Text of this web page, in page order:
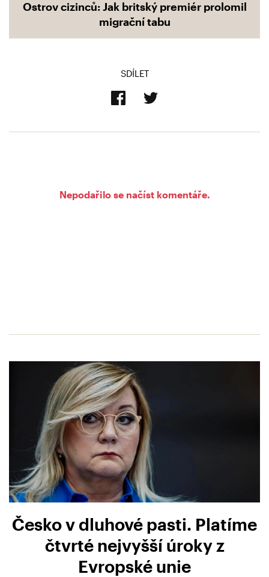
Ostrov cizinců: Jak britský premiér prolomil
migrační tabu
SDÍLET
Nepodařilo se načíst komentáře.
Česko v dluhové pasti. Platíme
čtvrté nejvyšší úroky z
Evropské unie